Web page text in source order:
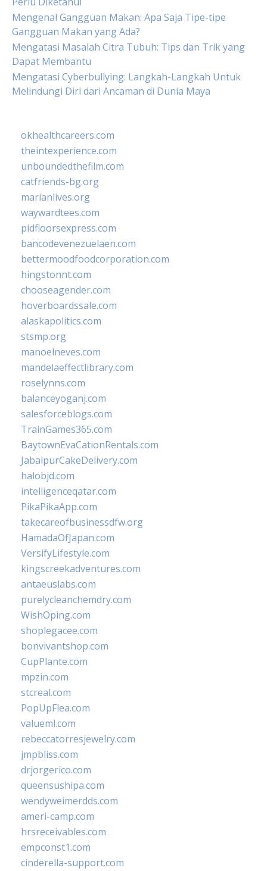
Mengenal Gangguan Makan: Apa Saja Tipe-tipe
Gangguan Makan yang Ada?
Mengatasi Masalah Citra Tubuh: Tips dan Trik yang
Dapat Membantu
Mengatasi Cyberbullying: Langkah-Langkah Untuk
Melindungi Diri dari Ancaman di Dunia Maya
okhealthcareers.com
theintexperience.com
unboundedthefilm.com
catfriends-bg.org
marianlives.org
waywardtees.com
pidfloorsexpress.com
bancodevenezuelaen.com
bettermoodfoodcorporation.com
hingstonnt.com
chooseagender.com
hoverboardssale.com
alaskapolitics.com
stsmp.org
manoelneves.com
mandelaeffectlibrary.com
roselynns.com
balanceyoganj.com
salesforceblogs.com
TrainGames365.com
BaytownEvaCationRentals.com
JabalpurCakeDelivery.com
halobjd.com
intelligenceqatar.com
PikaPikaApp.com
takecareofbusinessdfw.org
HamadaOfJapan.com
VersifyLifestyle.com
kingscreekadventures.com
antaeuslabs.com
purelycleanchemdry.com
WishOping.com
shoplegacee.com
bonvivantshop.com
CupPlante.com
mpzin.com
stcreal.com
PopUpFlea.com
valueml.com
rebeccatorresjewelry.com
jmpbliss.com
drjorgerico.com
queensushipa.com
wendyweimerdds.com
ameri-camp.com
hrsreceivables.com
empconst1.com
cinderella-support.com